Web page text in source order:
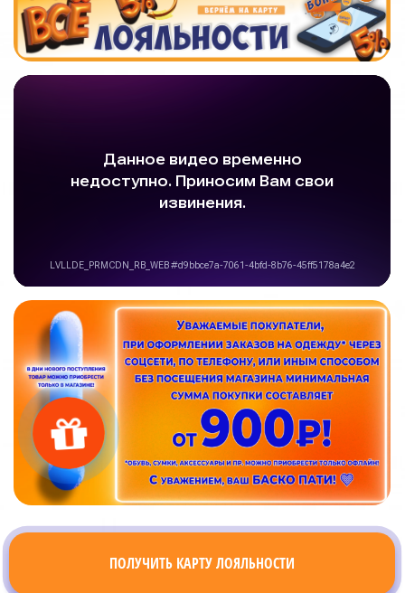
ПОЛУЧИТЬ КАРТУ ЛОЯЛЬНОСТИ